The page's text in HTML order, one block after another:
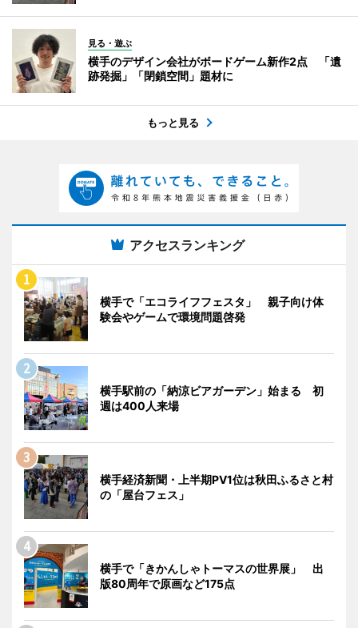
見る・遊ぶ
横手のデザイン会社がボードゲーム新作2点 「遺
跡発掘」「閉鎖空間」題材に
もっと見る
アクセスランキング
横手で「エコライフフェスタ」 親子向け体
験会やゲームで環境問題啓発
横手駅前の「納涼ビアガーデン」始まる 初
週は400人来場
横手経済新聞・上半期PV1位は秋田ふるさと村
の「屋台フェス」
横手で「きかんしゃトーマスの世界展」 出
版80周年で原画など175点